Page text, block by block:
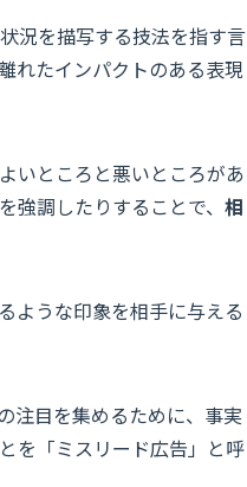
況を描写する技法を指す言
れたインパクトのある表現
いところと悪いところがあ
調したりすることで、 相
ような印象を相手に与える
注目を集めるために、事実
を「ミスリード広告」と呼